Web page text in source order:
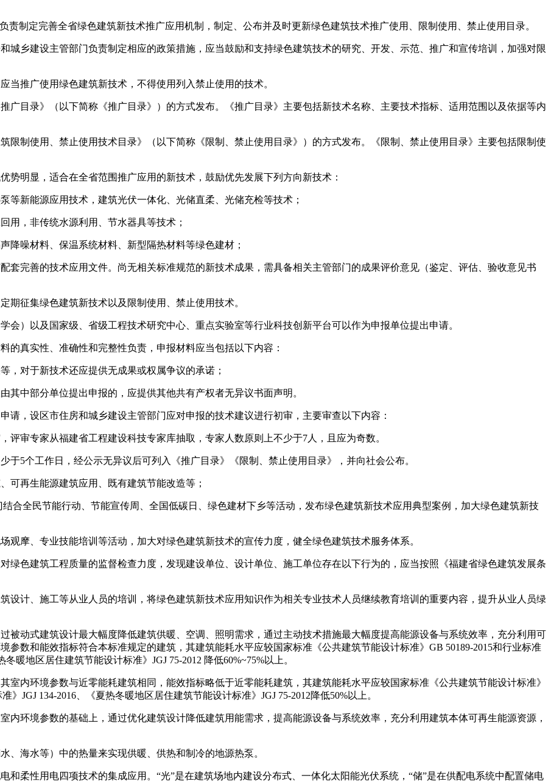
制定完善全省绿色建筑新技术推广应用机制，制定、公布并及时更新绿色建筑技术推广使用、限制使用、禁止使用目录。
乡建设主管部门负责制定相应的政策措施，应当鼓励和支持绿色建筑技术的研究、开发、示范、推广和宣传培训，加强对限
推广使用绿色建筑新技术，不得使用列入禁止使用的技术。
目录》（以下简称《推广目录》）的方式发布。《推广目录》主要包括新技术名称、主要技术指标、适用范围以及依据等内
制使用、禁止使用技术目录》（以下简称《限制、禁止使用目录》）的方式发布。《限制、禁止使用目录》主要包括限制使
明显，适合在全省范围推广应用的新技术，鼓励优先发展下列方向新技术：
新能源应用技术，建筑光伏一体化、光储直柔、光储充检等技术；
，非传统水源利用、节水器具等技术；
噪材料、保温系统材料、新型隔热材料等绿色建材；
完善的技术应用文件。尚无相关标准规范的新技术成果，需具备相关主管部门的成果评价意见（鉴定、评估、验收意见书
征集绿色建筑新技术以及限制使用、禁止使用技术。
）以及国家级、省级工程技术研究中心、重点实验室等行业科技创新平台可以作为申报单位提出申请。
真实性、准确性和完整性负责，申报材料应当包括以下内容：
对于新技术还应提供无成果或权属争议的承诺；
中部分单位提出申报的，应提供其他共有产权者无异议书面声明。
，设区市住房和城乡建设主管部门应对申报的技术建议进行初审，主要审查以下内容：
审专家从福建省工程建设科技专家库抽取，专家人数原则上不少于7人，且应为奇数。
5个工作日，经公示无异议后可列入《推广目录》《限制、禁止使用目录》，并向社会公布。
再生能源建筑应用、既有建筑节能改造等；
全民节能行动、节能宣传周、全国低碳日、绿色建材下乡等活动，发布绿色建筑新技术应用典型案例，加大绿色建筑新技
摩、专业技能培训等活动，加大对绿色建筑新技术的宣传力度，健全绿色建筑技术服务体系。
色建筑工程质量的监督检查力度，发现建设单位、设计单位、施工单位存在以下行为的，应当按照《福建省绿色建筑发展条
计、施工等从业人员的培训，将绿色建筑新技术应用知识作为相关专业技术人员继续教育培训的重要内容，提升从业人员绿
动式建筑设计最大幅度降低建筑供暖、空调、照明需求，通过主动技术措施最大幅度提高能源设备与系统效率，充分利用可
参数和能效指标符合本标准规定的建筑，其建筑能耗水平应较国家标准《公共建筑节能设计标准》GB 50189-2015和行业标准
暖地区居住建筑节能设计标准》JGJ 75-2012 降低60%~75%以上。
内环境参数与近零能耗建筑相同，能效指标略低于近零能耗建筑，其建筑能耗水平应较国家标准《公共建筑节能设计标准》
JGJ 134-2016、《夏热冬暖地区居住建筑节能设计标准》JGJ 75-2012降低50%以上。
环境参数的基础上，通过优化建筑设计降低建筑用能需求，提高能源设备与系统效率，充分利用建筑本体可再生能源资源，
海水等）中的热量来实现供暖、供热和制冷的地源热泵。
柔性用电四项技术的集成应用。“光”是在建筑场地内建设分布式、一体化太阳能光伏系统，“储”是在供配电系统中配置储电